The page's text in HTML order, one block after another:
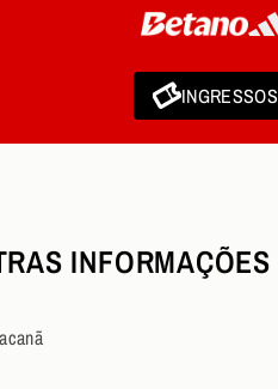
INGRESSOS
INFORMAÇÕES